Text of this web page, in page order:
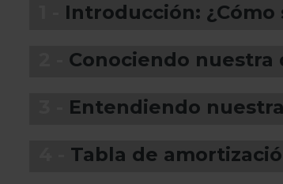
Introducción: ¿Cómo
Conociendo nuestra
Entendiendo
Tabla de